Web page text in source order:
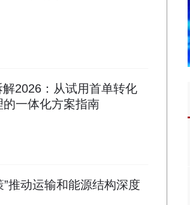
2026：从试用首单转化
一体化方案指南
”推动运输和能源结构深度